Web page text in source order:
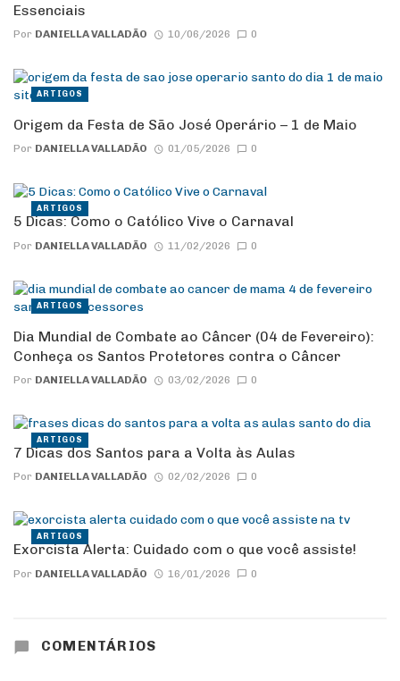
Essenciais
Por DANIELLA VALLADÃO 10/06/2026 0
Origem da Festa de São José Operário – 1 de Maio
Por DANIELLA VALLADÃO 01/05/2026 0
ARTIGOS
5 Dicas: Como o Católico Vive o Carnaval
Por DANIELLA VALLADÃO 11/02/2026 0
ARTIGOS
Dia Mundial de Combate ao Câncer (04 de Fevereiro):
Conheça os Santos Protetores contra o Câncer
Por DANIELLA VALLADÃO 03/02/2026 0
ARTIGOS
7 Dicas dos Santos para a Volta às Aulas
Por DANIELLA VALLADÃO 02/02/2026 0
ARTIGOS
Exorcista Alerta: Cuidado com o que você assiste!
Por DANIELLA VALLADÃO 16/01/2026 0
ARTIGOS
COMENTÁRIOS